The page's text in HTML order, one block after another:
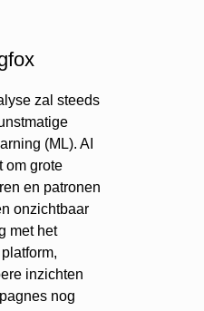
zal steeds
(ML). AI
om grote
en patronen
onzichtbaar
met het
inzichten
nog